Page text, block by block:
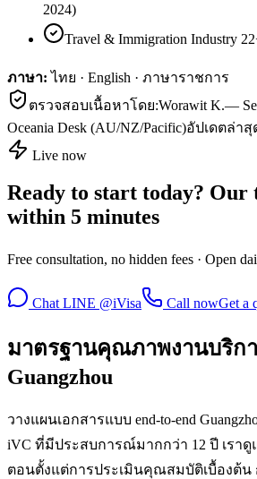
2024)
Travel & Immigration Industry
ภาษา: ไทย · English · ภาษาราชการ
ตรวจสอบเนื้อหาโดย:Worawit K.—
Oceania Desk (AU/NZ/Pacific)อัปเดตล่าสุ
Live now
Ready to start today? Our
within 5 minutes
Free consultation, no hidden fees · Open
Chat LINE @iVisa Call nowGet a
มาตรฐานคุณภาพงานบริก
Guangzhou
วางแผนเอกสารแบบ end-to-end
iVC ที่มีประสบการณ์มากกว่า 12 ปี เรา
ตอนตั้งแต่การประเมินคุณสมบัติเบื้องต้น